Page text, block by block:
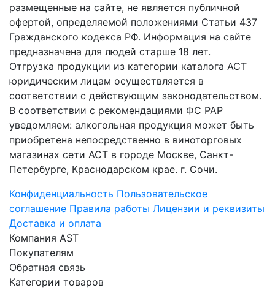
размещенные на сайте, не является публичной
офертой, определяемой положениями Статьи 437
Гражданского кодекса РФ. Информация на сайте
предназначена для людей старше 18 лет.
Отгрузка продукции из категории каталога АСТ
юридическим лицам осуществляется в
соответствии с действующим законодательством.
В соответствии с рекомендациями ФС РАР
уведомляем: алкогольная продукция может быть
приобретена непосредственно в виноторговых
магазинах сети АСТ в городе Москве, Санкт-
Петербурге, Краснодарском крае. г. Сочи.
Конфиденциальность Пользовательское
соглашение Правила работы Лицензии и реквизиты
Доставка и оплата
Компания AST
Покупателям
Обратная связь
Категории товаров